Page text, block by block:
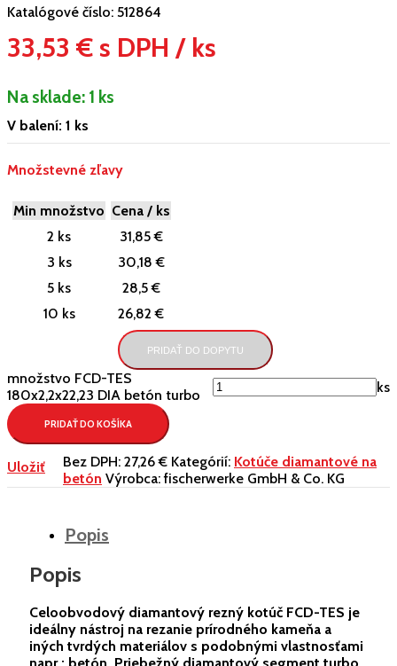
Katalógové číslo: 512864
33,53 € s DPH / ks
Na sklade: 1 ks
V balení: 1 ks
Množstevné zľavy
Min množstvo Cena / ks
2 ks
31,85 €
3 ks
30,18 €
5 ks
28,5 €
10 ks
26,82 €
PRIDAŤ DO DOPYTU
množstvo FCD-TES
180x2,2x22,23 DIA betón turbo
ks
PRIDAŤ DO KOŠÍKA
Uložiť Bez DPH: 27,26 € Kategórií: Kotúče diamantové na
betón Výrobca:fischerwerke GmbH & Co. KG
Popis
Popis
Celoobvodový diamantový rezný kotúč FCD-TES je
ideálny nástroj na rezanie prírodného kameňa a
iných tvrdých materiálov s podobnými vlastnosťami